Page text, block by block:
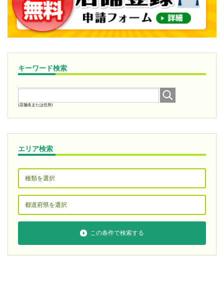
キーワード検索
(店舗名または住所)
エリア検索
この条件で検索する